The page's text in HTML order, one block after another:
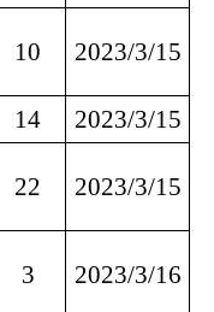
10 2023/3/15
14 2023/3/15
22 2023/3/15
3 2023/3/16